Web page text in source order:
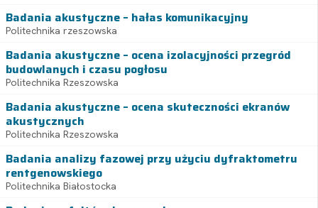
Badania akustyczne – hałas komunikacyjny
Politechnika rzeszowska
Badania akustyczne – ocena izolacyjności przegród
budowlanych i czasu pogłosu
Politechnika Rzeszowska
Badania akustyczne – ocena skuteczności ekranów
akustycznych
Politechnika Rzeszowska
Badania analizy fazowej przy użyciu dyfraktometru
rentgenowskiego
Politechnika Białostocka